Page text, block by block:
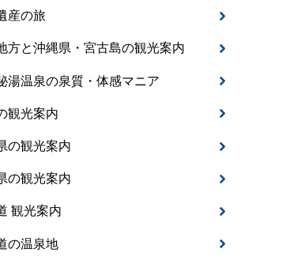
産の旅
方と沖縄県・宮古島の観光案内
湯温泉の泉質・体感マニア
観光案内
の観光案内
の観光案内
観光案内
の温泉地